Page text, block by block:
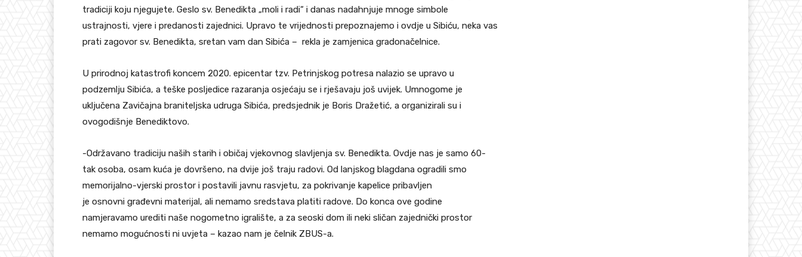
tradiciji koju njegujete. Geslo sv. Benedikta „moli i radi“ i danas nadahnjuje mnoge simbole
ustrajnosti, vjere i predanosti zajednici. Upravo te vrijednosti prepoznajemo i ovdje u Sibiću, neka vas
prati zagovor sv. Benedikta, sretan vam dan Sibića – rekla je zamjenica gradonačelnice.
U prirodnoj katastrofi koncem 2020. epicentar tzv. Petrinjskog potresa nalazio se upravo u
podzemlju Sibića, a teške posljedice razaranja osjećaju se i rješavaju još uvijek. Umnogome je
uključena Zavičajna braniteljska udruga Sibića, predsjednik je Boris Dražetić, a organizirali su i
ovogodišnje Benediktovo.
-Održavano tradiciju naših starih i običaj vjekovnog slavljenja sv. Benedikta. Ovdje nas je samo 60-
tak osoba, osam kuća je dovršeno, na dvije još traju radovi. Od lanjskog blagdana ogradili smo
memorijalno-vjerski prostor i postavili javnu rasvjetu, za pokrivanje kapelice pribavljen
je osnovni građevni materijal, ali nemamo sredstava platiti radove. Do konca ove godine
namjeravamo urediti naše nogometno igralište, a za seoski dom ili neki sličan zajednički prostor
nemamo mogućnosti ni uvjeta – kazao nam je čelnik ZBUS-a.